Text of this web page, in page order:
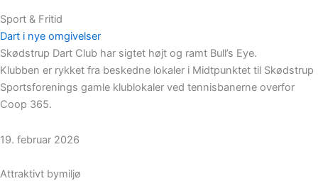
Sport & Fritid
Dart i nye omgivelser
Skødstrup Dart Club har sigtet højt og ramt Bull’s Eye.
Klubben er rykket fra beskedne lokaler i Midtpunktet til Skødstrup
Sportsforenings gamle klublokaler ved tennisbanerne overfor
Coop 365.
19. februar 2026
Attraktivt bymiljø